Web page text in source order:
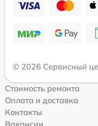
© 2026 Сервисный
Стоимость ремонта
Оплата и доставка
Контакты
Вакансии